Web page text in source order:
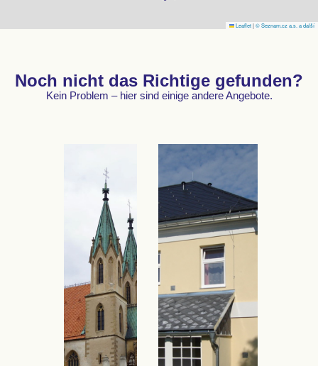
Leaflet|© Seznam.cz a.s. a další
Noch nicht das Richtige gefunden?
Kein Problem – hier sind einige andere Angebote.